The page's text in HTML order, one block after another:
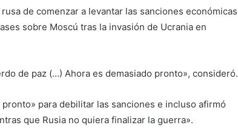
de comenzar a levantar las sanciones económicas
sobre Moscú tras la invasión de Ucrania en
de paz (…) Ahora es demasiado pronto», consideró.
para debilitar las sanciones e incluso afirmó
que Rusia no quiera finalizar la guerra».